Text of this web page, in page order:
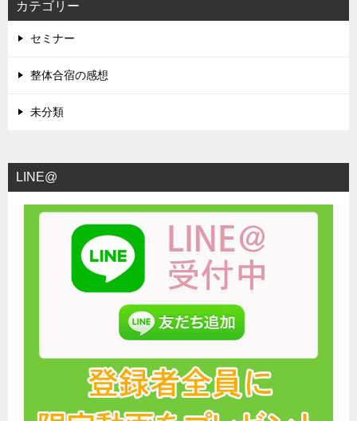
カテゴリー
セミナー
整体合宿の感想
未分類
LINE@